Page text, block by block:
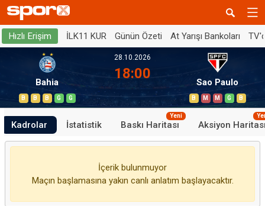
Hızlı Erişim İLK11 KUR Günün Özeti At Yarışı Bankoları
Bahia
B B B G G
28.10.2026
18:00
Sao Paulo
B M M G B
Kadrolar İstatistik Baskı Haritası
Yeni
Aksiyon
İçerik bulunmuyor
Maçın başlamasına yakın canlı anlatım başlayacaktır.